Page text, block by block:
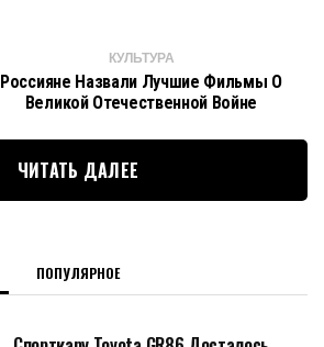
КУЛЬТУРА
Россияне Назвали Лучшие Фильмы О
Великой Отечественной Войне
ЧИТАТЬ ДАЛЕЕ
ПОПУЛЯРНОЕ